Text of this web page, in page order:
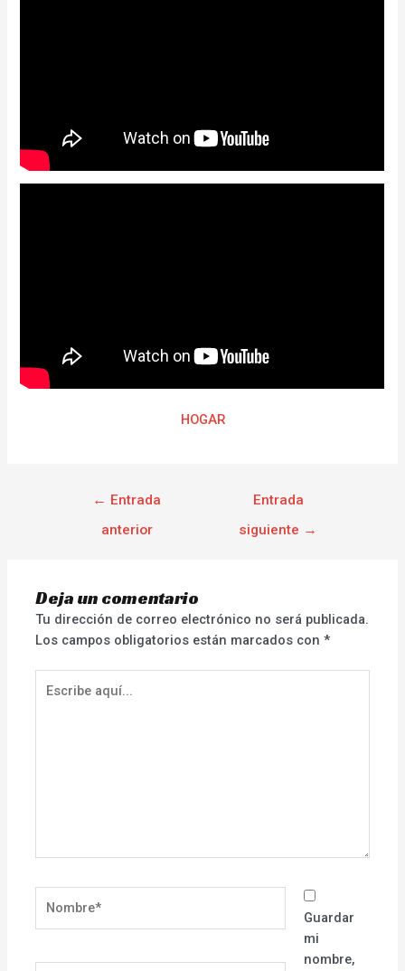
HOGAR
← Entrada
anterior
Entrada
siguiente →
Deja un comentario
Tu dirección de correo electrónico no será publicada.
Los campos obligatorios están marcados con*
aquí...
Guardar
mi
nombre,